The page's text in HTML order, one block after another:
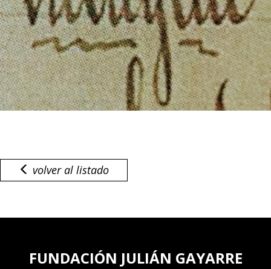
volver al listado
FUNDACIÓN JULIÁN GAYARRE